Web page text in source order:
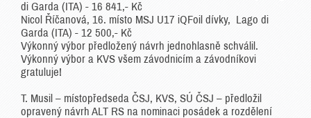
di Garda (ITA) - 16 841,- Kč
Nicol Říčanová, 16. místo MSJ U17 iQFoil dívky, Lago di
Garda (ITA) - 12 500,- Kč
Výkonný výbor předložený návrh jednohlasně schválil.
Výkonný výbor a KVS všem závodnicím a závodníkovi
gratuluje!
T. Musil – místopředseda ČSJ, KVS, SÚ ČSJ – předložil
opravený návrh ALT RS na nominaci posádek a rozdělení